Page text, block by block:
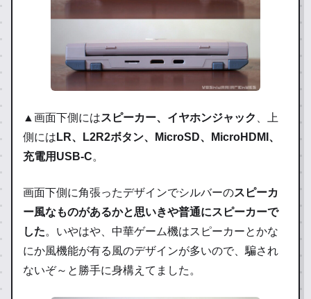
▲画面下側にはスピーカー、イヤホンジャック
、上
側には LR、L2R2ボタン、MicroSD、MicroHDMI、
充電用USB-C。
画面下側に角張ったデザインでシルバーのスピーカ
ー風なものがあるかと思いきや普通にスピーカーで
した。いやはや、中華ゲーム機はスピーカーとかな
にか風機能が有る風のデザインが多いので、騙され
ないぞ～と勝手に身構えてました。